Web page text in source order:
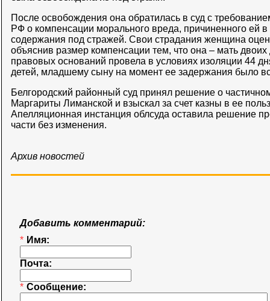
После освобождения она обратилась в суд с
РФ о компенсации морального вреда, причиненного ей в
содержания под стражей. Свои страдания женщина
объяснив размер компенсации тем, что она – мать двоих
правовых оснований провела в условиях изоляции 44
детей, младшему сыну на момент ее задержания было
Белгородский районный суд принял решение о
Маргариты Лиманской и взыскал за счет казны в ее
Апелляционная инстанция облсуда оставила решение
части без изменения.
Архив новостей
Добавить комментарий:
* Имя:
Почта:
* Сообщение: